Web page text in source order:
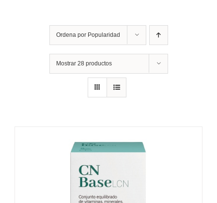
Ordena por Popularidad
Mostrar 28 productos